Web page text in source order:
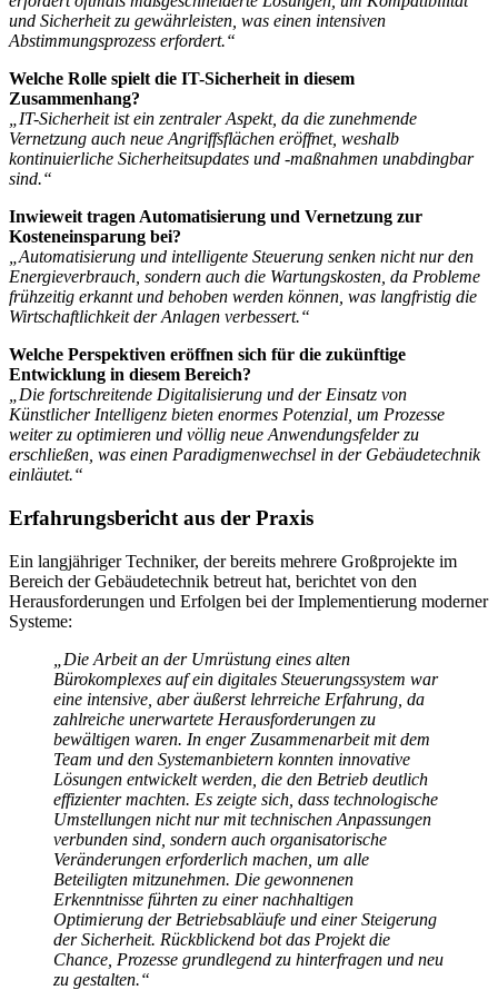
und Sicherheit zu gewährleisten, was einen intensiven
Abstimmungsprozess erfordert.“
Welche Rolle spielt die IT-Sicherheit in diesem
Zusammenhang?
„IT-Sicherheit ist ein zentraler Aspekt, da die zunehmende
Vernetzung auch neue Angriffsflächen eröffnet, weshalb
kontinuierliche Sicherheitsupdates und -maßnahmen unabdingbar
sind.“
Inwieweit tragen Automatisierung und Vernetzung zur
Kosteneinsparung bei?
„Automatisierung und intelligente Steuerung senken nicht nur den
Energieverbrauch, sondern auch die Wartungskosten, da Probleme
frühzeitig erkannt und behoben werden können, was langfristig die
Wirtschaftlichkeit der Anlagen verbessert.“
Welche Perspektiven eröffnen sich für die zukünftige
Entwicklung in diesem Bereich?
„Die fortschreitende Digitalisierung und der Einsatz von
Künstlicher Intelligenz bieten enormes Potenzial, um Prozesse
weiter zu optimieren und völlig neue Anwendungsfelder zu
erschließen, was einen Paradigmenwechsel in der Gebäudetechnik
einläutet.“
Erfahrungsbericht aus der Praxis
Ein langjähriger Techniker, der bereits mehrere Großprojekte im
Bereich der Gebäudetechnik betreut hat, berichtet von den
Herausforderungen und Erfolgen bei der Implementierung moderner
Systeme:
„Die Arbeit an der Umrüstung eines alten
Bürokomplexes auf ein digitales Steuerungssystem war
eine intensive, aber äußerst lehrreiche Erfahrung, da
zahlreiche unerwartete Herausforderungen zu
bewältigen waren. In enger Zusammenarbeit mit dem
Team und den Systemanbietern konnten innovative
Lösungen entwickelt werden, die den Betrieb deutlich
effizienter machten. Es zeigte sich, dass technologische
Umstellungen nicht nur mit technischen Anpassungen
verbunden sind, sondern auch organisatorische
Veränderungen erforderlich machen, um alle
Beteiligten mitzunehmen. Die gewonnenen
Erkenntnisse führten zu einer nachhaltigen
Optimierung der Betriebsabläufe und einer Steigerung
der Sicherheit. Rückblickend bot das Projekt die
Chance, Prozesse grundlegend zu hinterfragen und neu
zu gestalten.“